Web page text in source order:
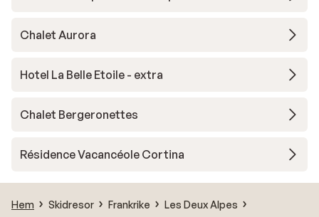
Chalet Aurora
Hotel La Belle Etoile - extra
Chalet Bergeronettes
Résidence Vacancéole Cortina
Hem Skidresor Frankrike
Les Deux Alpes